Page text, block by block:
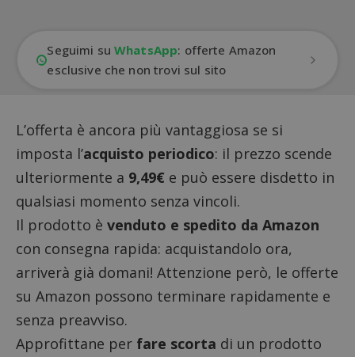
Seguimi suWhatsApp: offerte Amazon
esclusive che non trovi sul sito
L’offerta è ancora più vantaggiosa se si
imposta l’acquisto periodico: il prezzo scende
ulteriormente a 9,49€ e può essere disdetto in
qualsiasi momento senza vincoli.
Il prodotto è venduto e spedito da Amazon
con consegna rapida: acquistandolo ora,
arriverà già domani! Attenzione però, le offerte
su Amazon possono terminare rapidamente e
senza preavviso.
Approfittane per fare scorta di un prodotto